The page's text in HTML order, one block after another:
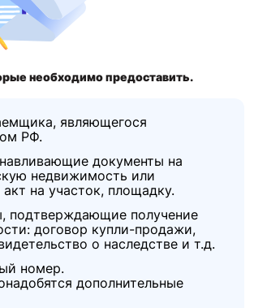
необходимо предоставить.
являющегося
РФ.
документы на
недвижимость или
на участок, площадку.
подтверждающие получение
договор купли-продажи,
о наследстве и т.д.
номер.
дополнительные